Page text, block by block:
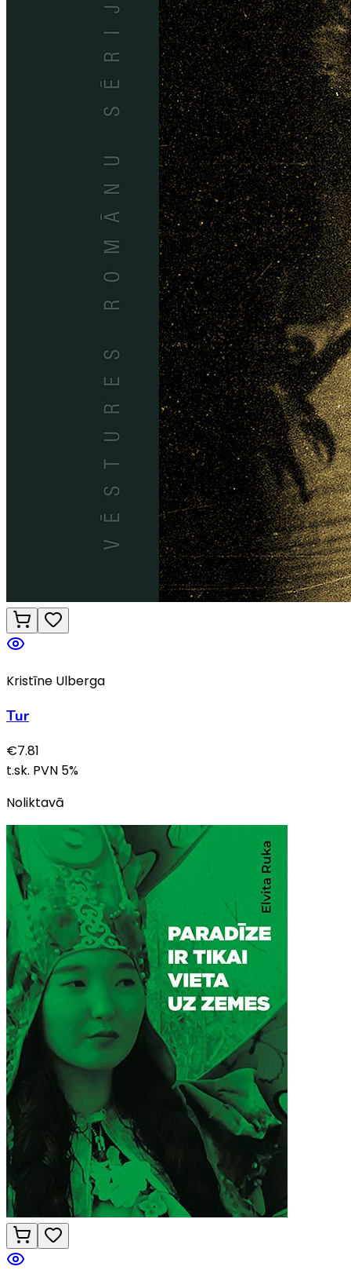
Kristīne Ulberga
Tur
€7.81
t.sk. PVN 5%
Noliktavā